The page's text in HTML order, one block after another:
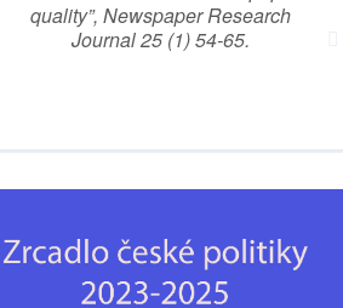
quality”, Newspaper Research
Journal 25 (1) 54-65.